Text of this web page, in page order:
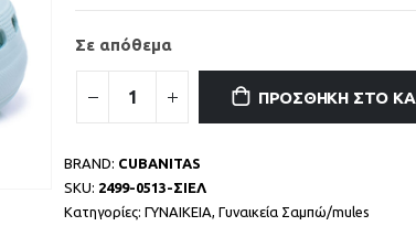
Σε απόθεμα
ΠΡΟΣΘΉΚΗ ΣΤΟ
BRAND: CUBANITAS
SKU: 2499-0513-ΣΙΕΛ
Κατηγορίες: ΓΥΝΑΙΚΕΙΑ, Γυναικεία Σαμπώ/mules